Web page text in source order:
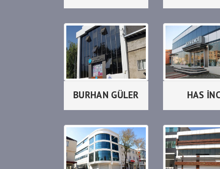
BURHAN GÜLER HAS